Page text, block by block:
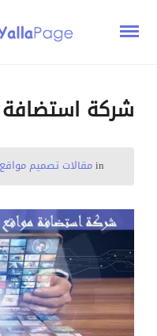
شركة
inمقالات تصميم مواقع